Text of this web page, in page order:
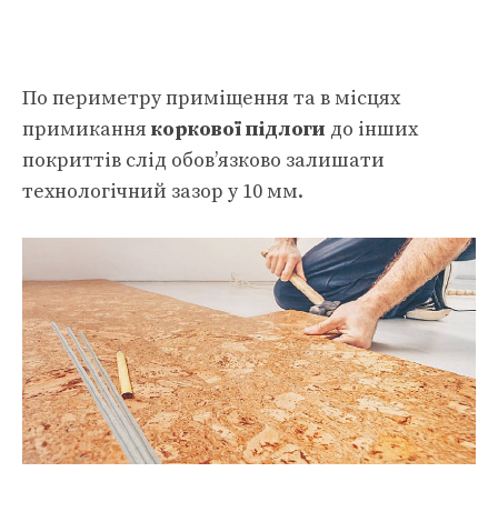
По периметру приміщення та в місцях
примикання коркової підлоги до інших
покриттів слід обов’язково залишати
технологічний зазор у 10 мм.